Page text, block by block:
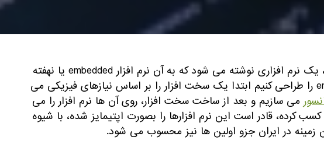
بر روی تمام سخت افزارهایی که در جهان وجود دارد، یک نرم افزاری نوشته می شود که به آن نرم افزار embedded یا نهفته
می گویند. وقتی می خواهیم یک نرم افزار embedded را طراحی کنیم ابتدا یک سخت افزار را بر اساس نیازهای فیزیکی می
می سازیم و بعد از ساخت سخت افزار، روی آن ها نرم افزار را می
کرده، قادر است این نرم افزارها را بصورت اپتیمایز شده، با شیوه
زمینه در ایران جزو اولین ها نیز محسوب می شود.